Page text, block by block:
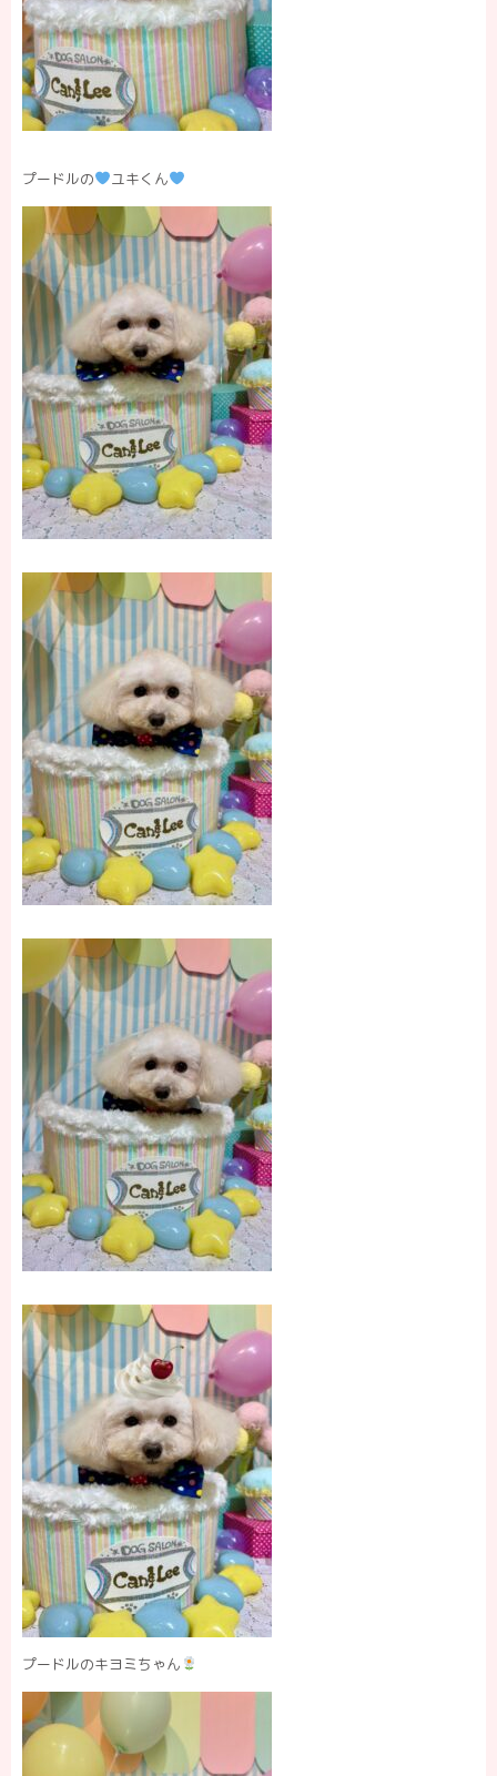
プードルの ユキくん
プードルのキヨミちゃん